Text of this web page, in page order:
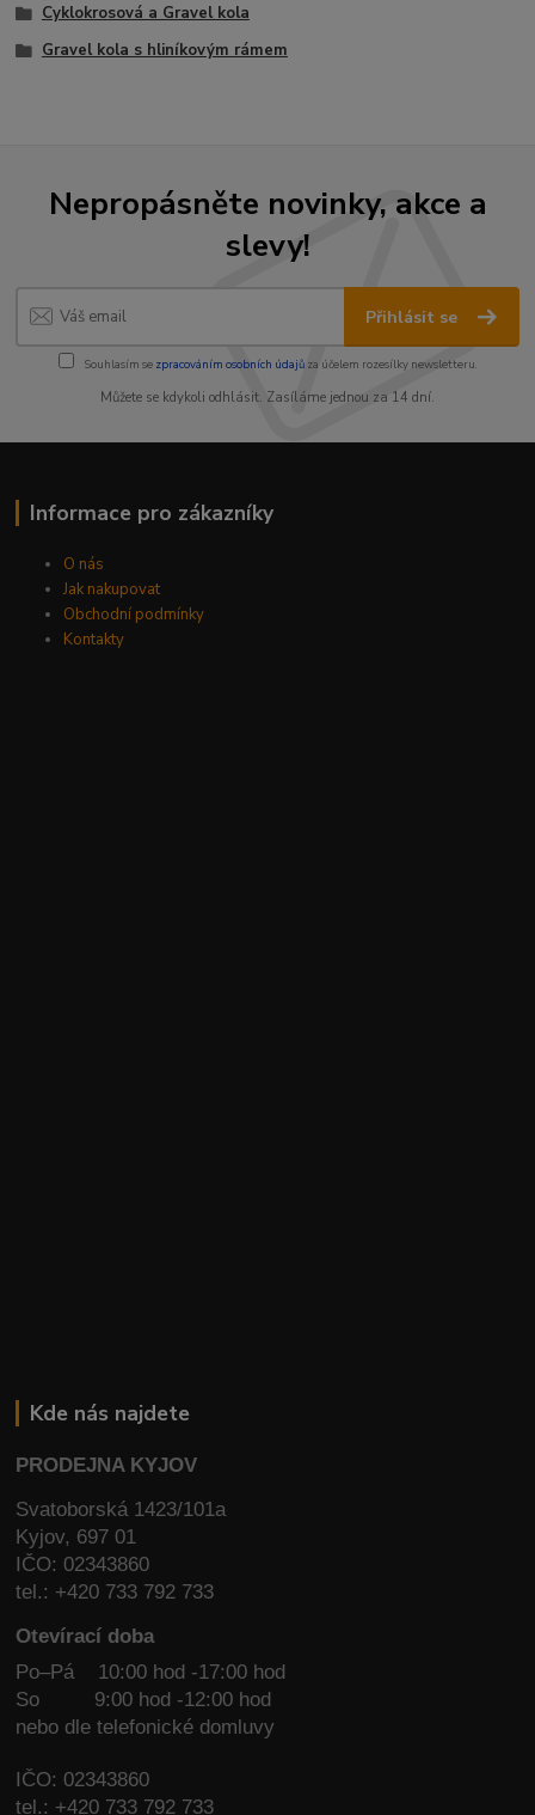
Cyklokrosová a Gravel kola
Gravel kola s hliníkovým rámem
Nepropásněte novinky, akce a
slevy!
Přihlásit se
Souhlasím se zpracováním osobních údajůza účelem rozesílky newsletteru.
Můžete se kdykoli odhlásit. Zasíláme jednou za 14 dní.
Informace pro zákazníky
O nás
Jak nakupovat
Obchodní podmínky
Kontakty
Kde nás najdete
PRODEJNA KYJOV
Svatoborská 1423/101a
Kyjov, 697 01
IČO: 02343860
tel.: +420 733 792 733
Otevírací doba
Po–Pá 10:00 hod -17:00 hod
So
9:00 hod -12:00 hod
nebo dle telefonické domluvy
IČO: 02343860
tel.: +420 733 792 733